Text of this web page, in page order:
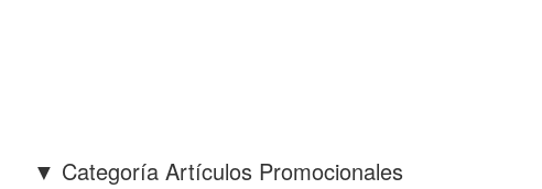
▼ Categoría Artículos Promocionales